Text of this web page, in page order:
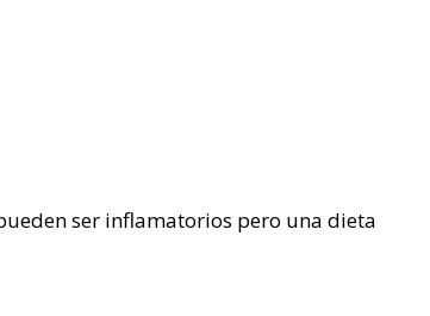
ser inflamatorios pero una dieta